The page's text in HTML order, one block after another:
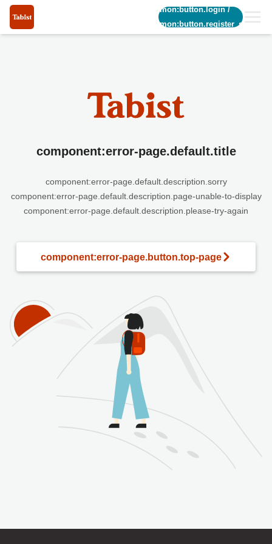
common:button.login/
common:button.register_short
component:error-page.default.title
component:error-page.default.description.sorry
component:error-page.default.description.page-unable-to-display
component:error-page.default.description.please-try-again
component:error-page.button.top-page